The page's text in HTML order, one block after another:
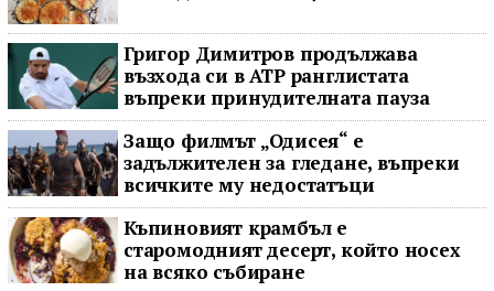
Григор Димитров продължава
възхода си в ATP ранглистата
въпреки принудителната пауза
Защо филмът „Одисея“ е
задължителен за гледане, въпреки
всичките му недостатъци
Къпиновият крамбъл е
старомодният десерт, който носех
на всяко събиране